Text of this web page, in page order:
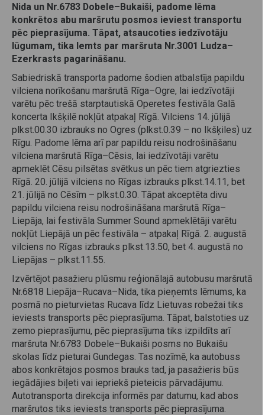
Nida un Nr.6783 Dobele–Bukaiši, padome lēma
konkrētos abu maršrutu posmos ieviest transportu
pēc pieprasījuma. Tāpat, atsaucoties iedzīvotāju
lūgumam, tika lemts par maršruta Nr.3001 Ludza–
Ezerkrasts pagarināšanu.
Sabiedriskā transporta padome šodien atbalstīja papildu
vilciena norīkošanu maršrutā Rīga–Ogre, lai iedzīvotāji
varētu pēc trešā starptautiskā Operetes festivāla Galā
koncerta Ikšķilē nokļūt atpakaļ Rīgā. Vilciens 14. jūlijā
plkst.00.30 izbrauks no Ogres (plkst.0.39 – no Ikšķiles) uz
Rīgu. Padome lēma arī par papildu reisu nodrošināšanu
vilciena maršrutā Rīga–Cēsis, lai iedzīvotāji varētu
apmeklēt Cēsu pilsētas svētkus un pēc tiem atgriezties
Rīgā. 20. jūlijā vilciens no Rīgas izbrauks plkst.14.11, bet
21. jūlijā no Cēsīm – plkst.0.30. Tāpat akceptēta divu
papildu vilciena reisu nodrošināšana maršrutā Rīga–
Liepāja, lai festivāla Summer Sound apmeklētāji varētu
nokļūt Liepājā un pēc festivāla – atpakaļ Rīgā. 2. augustā
vilciens no Rīgas izbrauks plkst.13.50, bet 4. augustā no
Liepājas – plkst.11.55.
Izvērtējot pasažieru plūsmu reģionālajā autobusu maršrutā
Nr.6818 Liepāja–Rucava–Nida, tika pieņemts lēmums, ka
posmā no pieturvietas Rucava līdz Lietuvas robežai tiks
ieviests transports pēc pieprasījuma. Tāpat, balstoties uz
zemo pieprasījumu, pēc pieprasījuma tiks izpildīts arī
maršruta Nr.6783 Dobele–Bukaiši posms no Bukaišu
skolas līdz pieturai Gundegas. Tas nozīmē, ka autobuss
abos konkrētajos posmos brauks tad, ja pasažieris būs
iegādājies biļeti vai iepriekš pieteicis pārvadājumu.
Autotransporta direkcija informēs par datumu, kad abos
maršrutos tiks ieviests transports pēc pieprasījuma.